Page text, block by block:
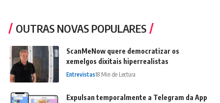
OUTRAS NOVAS POPULARES
ScanMeNow quere democratizar os
xemelgos dixitais hiperrealistas
Entrevistas18 Min de Lectura
Expulsan temporalmente a Telegram da App